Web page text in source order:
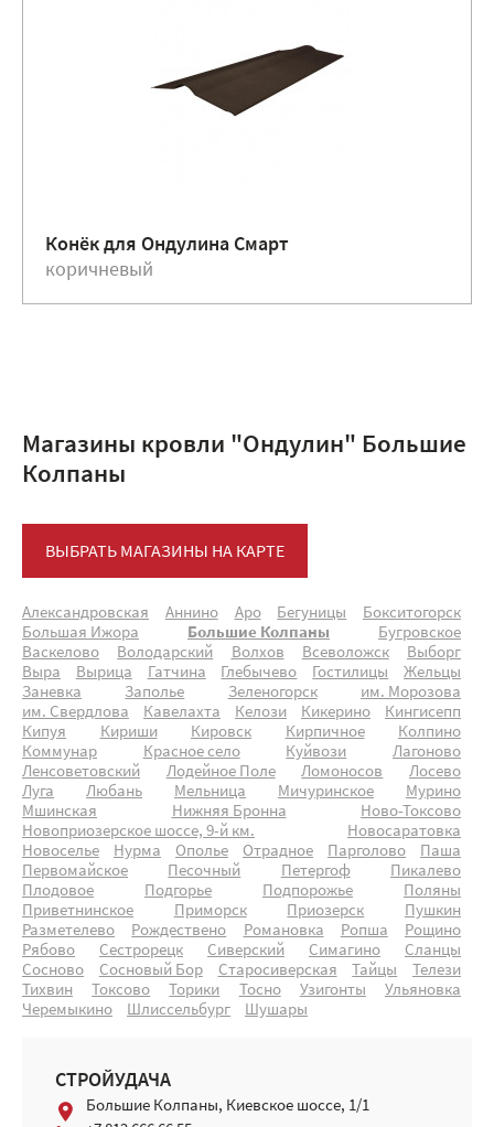
Конёк для Ондулина Смарт
коричневый
Магазины кровли "Ондулин" Большие
Колпаны
ВЫБРАТЬ МАГАЗИНЫ НА КАРТЕ
Александровская Аннино Аро Бегуницы
Бокситогорск
Большая Ижора
Большие Колпаны
Бугровское
Васкелово
Володарский Волхов Всеволожск
Выборг
Выра
Вырица Гатчина Глебычево Гостилицы
Жельцы
Заневка
Заполье Зеленогорск
им. Морозова
им. Свердлова
Кавелахта Келози Кикерино
Кингисепп
Кипуя
Кириши Кировск Кирпичное
Колпино
Коммунар
Красное село Куйвози
Лагоново
Ленсоветовский
Лодейное Поле Ломоносов
Лосево
Луга
Любань Мельница Мичуринское
Мурино
Мшинская
Нижняя Бронна
Ново-Токсово
Новоприозерское шоссе, 9-й км.
Новосаратовка
Новоселье
Нурма Ополье Отрадное Парголово
Паша
Первомайское
Песочный Петергоф
Пикалево
Плодовое
Подгорье Подпорожье
Поляны
Приветнинское
Приморск Приозерск
Пушкин
Разметелево
Рождествено Романовка Ропша
Рощино
Рябово
Сестрорецк Сиверский Симагино
Сланцы
Сосново
Сосновый Бор Старосиверская Тайцы
Телези
Тихвин
Токсово Торики Тосно Узигонты
Ульяновка
Черемыкино
Шлиссельбург Шушары
СТРОЙУДАЧА
Большие Колпаны, Киевское шоссе, 1/1